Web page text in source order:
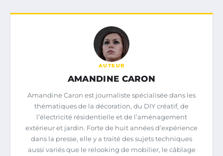
AUTEUR
AMANDINE CARON
Amandine Caron est journaliste spécialisée dans les
thématiques de la décoration, du DIY créatif, de
l’électricité résidentielle et de l’aménagement
extérieur et jardin. Forte de huit années d’expérience
dans la presse, elle y a traité des sujets techniques
aussi variés que le relooking de mobilier, le câblage